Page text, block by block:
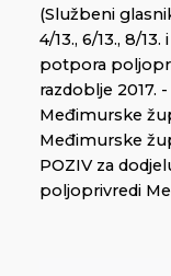
(Službeni
4/13., 6/13., 8/
potpora
razdoblje 2017.
Međimurske
Međimurske
POZIV za
poljoprivredi